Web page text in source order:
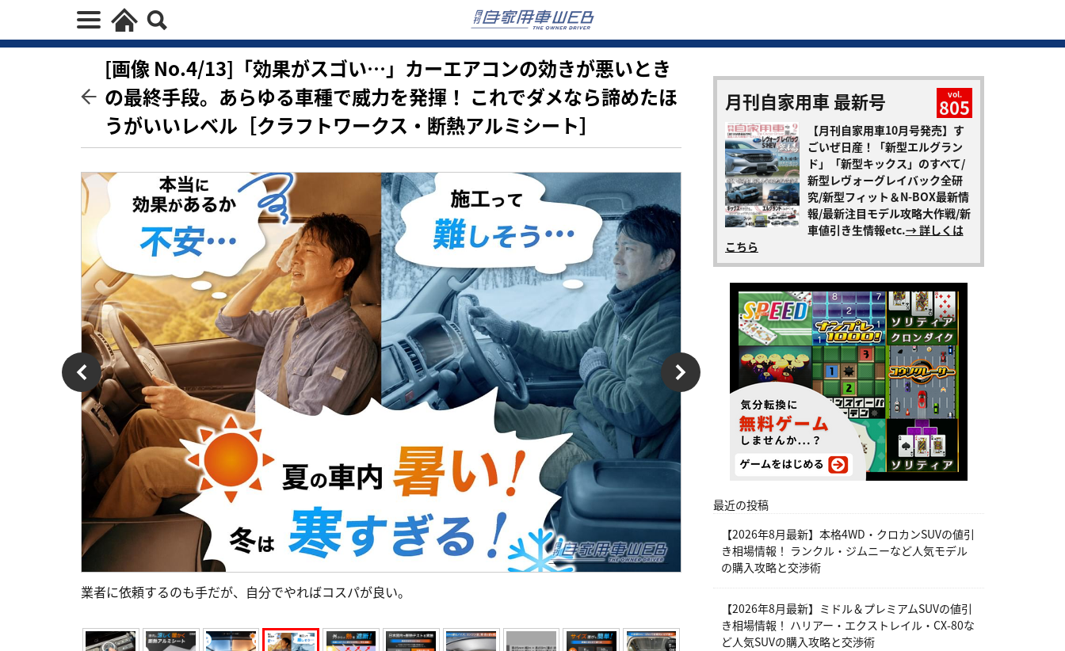
[画像 No.4/13]「効果がスゴい…」カーエアコンの効きが悪いとき
の最終手段。あらゆる車種で威力を発揮！ これでダメなら諦めたほ
うがいいレベル［クラフトワークス・断熱アルミシート］
業者に依頼するのも手だが、自分でやればコスパが良い。
月刊自家用車 最新号 vol.
805
【月刊自家用車10月号発売】す
ごいぜ日産！「新型エルグラン
ド」「新型キックス」のすべて/
新型レヴォーグレイバック全研
究/新型フィット＆N-BOX最新情
報/最新注目モデル攻略大作戦/新
車値引き生情報etc.→ 詳しくは
こちら
最近の投稿
【2026年8月最新】本格4WD・クロカンSUVの値引
き相場情報！ ランクル・ジムニーなど人気モデル
の購入攻略と交渉術
【2026年8月最新】ミドル＆プレミアムSUVの値引
き相場情報！ ハリアー・エクストレイル・CX-80な
ど人気SUVの購入攻略と交渉術